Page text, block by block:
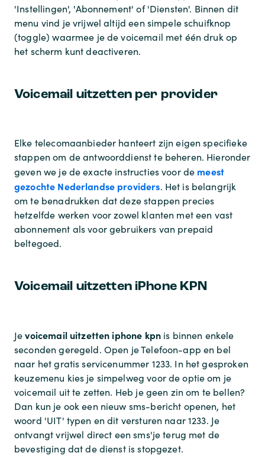
'Instellingen', 'Abonnement' of 'Diensten'. Binnen dit
menu vind je vrijwel altijd een simpele schuifknop
(toggle) waarmee je de voicemail met één druk op
het scherm kunt deactiveren.
Voicemail uitzetten per provider
Elke telecomaanbieder hanteert zijn eigen specifieke
stappen om de antwoorddienst te beheren. Hieronder
geven we je de exacte instructies voor de meest
gezochte Nederlandse providers. Het is belangrijk
om te benadrukken dat deze stappen precies
hetzelfde werken voor zowel klanten met een vast
abonnement als voor gebruikers van prepaid
beltegoed.
Voicemail uitzetten iPhone KPN
Jevoicemail uitzetten iphone kpnis binnen enkele
seconden geregeld. Open je Telefoon-app en bel
naar het gratis servicenummer 1233. In het gesproken
keuzemenu kies je simpelweg voor de optie om je
voicemail uit te zetten. Heb je geen zin om te bellen?
Dan kun je ook een nieuw sms-bericht openen, het
woord 'UIT' typen en dit versturen naar 1233. Je
ontvangt vrijwel direct een sms'je terug met de
bevestiging dat de dienst is stopgezet.